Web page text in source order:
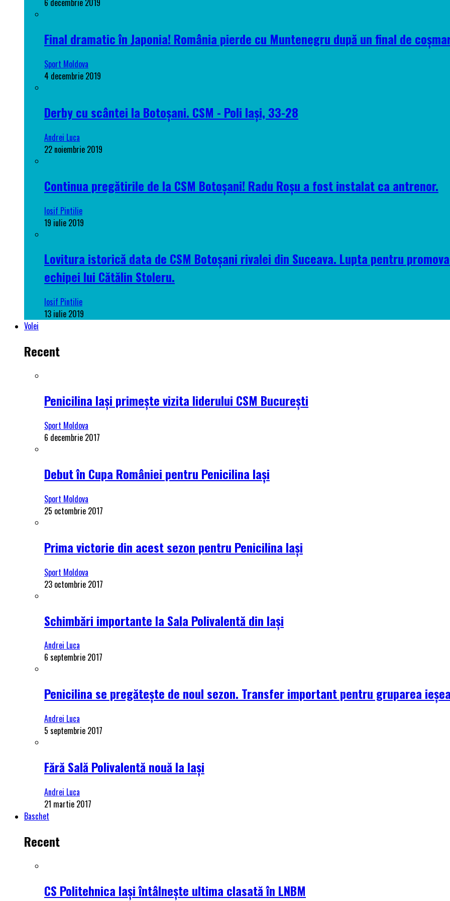
6 decembrie 2019
Final dramatic în Japonia! România pierde cu Muntenegru după un final de
Sport Moldova
4 decembrie 2019
Derby cu scântei la Botoșani. CSM - Poli Iași, 33-28
Andrei Luca
22 noiembrie 2019
Continua pregătirile de la CSM Botoșani! Radu Roșu a fost instalat ca antrenor.
Iosif Pintilie
19 iulie 2019
Lovitura istorică data de CSM Botoșani rivalei din Suceava. Lupta pentru
echipei lui Cătălin Stoleru.
Iosif Pintilie
13 iulie 2019
Volei
Recent
Penicilina Iași primește vizita liderului CSM București
Sport Moldova
6 decembrie 2017
Debut în Cupa României pentru Penicilina Iași
Sport Moldova
25 octombrie 2017
Prima victorie din acest sezon pentru Penicilina Iași
Sport Moldova
23 octombrie 2017
Schimbări importante la Sala Polivalentă din Iași
Andrei Luca
6 septembrie 2017
Penicilina se pregătește de noul sezon. Transfer important pentru gruparea
Andrei Luca
5 septembrie 2017
Fără Sală Polivalentă nouă la Iași
Andrei Luca
21 martie 2017
Baschet
Recent
CS Politehnica Iași întâlnește ultima clasată în LNBM